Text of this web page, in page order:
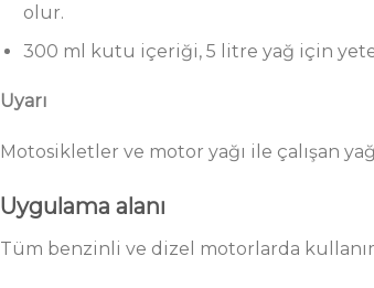
olur.
300 ml kutu içeriği, 5 litre yağ için
Uyarı
Motosikletler ve motor yağı ile çalışan
Uygulama alanı
Tüm benzinli ve dizel motorlarda